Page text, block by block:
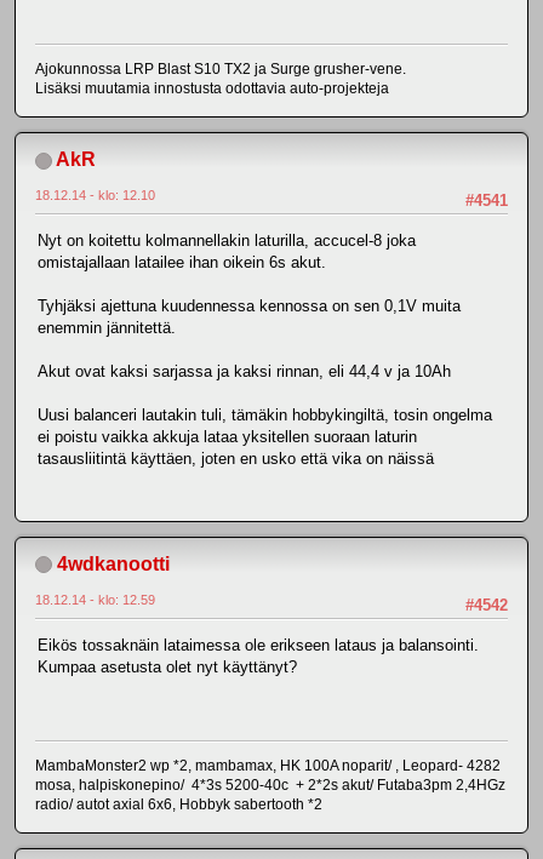
Ajokunnossa LRP Blast S10 TX2 ja Surge grusher-vene.
Lisäksi muutamia innostusta odottavia auto-projekteja
AkR
#4541
18.12.14 - klo: 12.10
Nyt on koitettu kolmannellakin laturilla, accucel-8 joka
omistajallaan latailee ihan oikein 6s akut.
Tyhjäksi ajettuna kuudennessa kennossa on sen 0,1V muita
enemmin jännitettä.
Akut ovat kaksi sarjassa ja kaksi rinnan, eli 44,4 v ja 10Ah
Uusi balanceri lautakin tuli, tämäkin hobbykingiltä, tosin ongelma
ei poistu vaikka akkuja lataa yksitellen suoraan laturin
tasausliitintä käyttäen, joten en usko että vika on näissä
4wdkanootti
#4542
18.12.14 - klo: 12.59
Eikös tossaknäin lataimessa ole erikseen lataus ja balansointi.
Kumpaa asetusta olet nyt käyttänyt?
MambaMonster2 wp *2, mambamax, HK 100A noparit/ , Leopard- 4282
mosa, halpiskonepino/ 4*3s 5200-40c + 2*2s akut/ Futaba3pm 2,4HGz
radio/ autot axial 6x6, Hobbyk sabertooth *2